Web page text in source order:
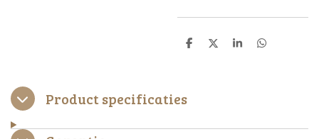
D
D
S
D
Product specificaties